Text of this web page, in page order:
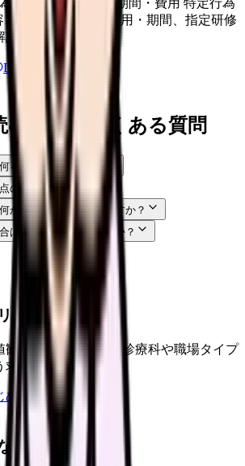
｜取得メリット・期間・費用 特定行為
、取得メリット、費用・期間、指定研修
説します。
LINE
む前後によくある質問
を確認できますか？
のものですか？
から確認すればよいですか？
はどうすればよいですか？
アタイプは？
観から、向いている診療科や職場タイプ
求人も表示。
める
ことは？